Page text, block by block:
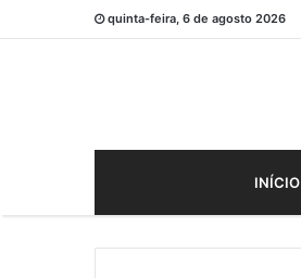
quinta-feira, 6 de agosto 2026
INÍCIO